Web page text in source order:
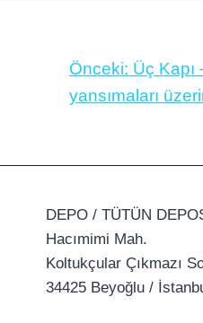
Önceki: Üç Kapı
yansımaları
DEPO / TÜTÜN
Hacımimi Mah.
Koltukçular Çıkmazı
34425 Beyoğlu /